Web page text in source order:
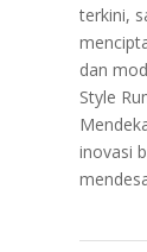
terkini,
dan
Style
inovasi